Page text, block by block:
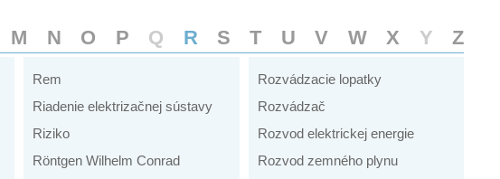
M N O P Q R S T U V W X Y Z
Rem
Riadenie elektrizačnej sústavy
Riziko
Röntgen Wilhelm Conrad
Rozvádzacie lopatky
Rozvádzač
Rozvod elektrickej energie
Rozvod zemného plynu